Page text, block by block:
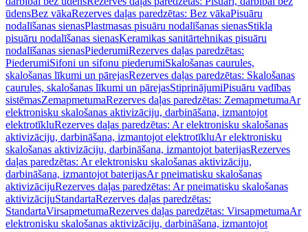
ūdensBez vākaRezerves daļas paredzētas: Bez vākaPisuāru
nodalīšanas sienasPlastmasas pisuāru nodalīšanas sienasStikla
pisuāru nodalīšanas sienasKeramikas sanitārtehnikas pisuāru
nodalīšanas sienasPiederumiRezerves daļas paredzētas:
PiederumiSifoni un sifonu piederumiSkalošanas caurules,
skalošanas līkumi un pārejasRezerves daļas paredzētas: Skalošanas
caurules, skalošanas līkumi un pārejasStiprinājumiPisuāru vadības
sistēmasZemapmetumaRezerves daļas paredzētas: ZemapmetumaAr
elektronisku skalošanas aktivizāciju, darbināšana, izmantojot
elektrotīkluRezerves daļas paredzētas: Ar elektronisku skalošanas
aktivizāciju, darbināšana, izmantojot elektrotīkluAr elektronisku
skalošanas aktivizāciju, darbināšana, izmantojot baterijasRezerves
daļas paredzētas: Ar elektronisku skalošanas aktivizāciju,
darbināšana, izmantojot baterijasAr pneimatisku skalošanas
aktivizācijuRezerves daļas paredzētas: Ar pneimatisku skalošanas
aktivizācijuStandartaRezerves daļas paredzētas:
StandartaVirsapmetumaRezerves daļas paredzētas: VirsapmetumaAr
elektronisku skalošanas aktivizāciju, darbināšana, izmantojot